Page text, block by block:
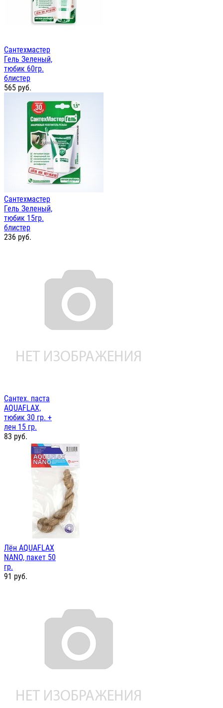
Сантехмастер
Гель Зеленый,
тюбик 60гр.
блистер
565 руб.
Сантехмастер
Гель Зеленый,
тюбик 15гр.
блистер
236 руб.
Сантех. паста
AQUAFLAX,
тюбик 30 гр. +
лен 15 гр.
83 руб.
Лён AQUAFLAX
NANO, пакет 50
гр.
91 руб.